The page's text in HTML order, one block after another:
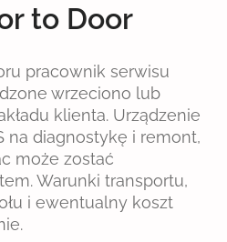
to Door
pracownik serwisu
wrzeciono lub
klienta. Urządzenie
na diagnostykę i remont,
może zostać
Warunki transportu,
i ewentualny koszt